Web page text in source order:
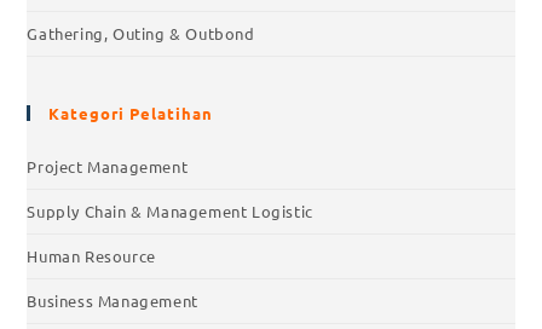
Gathering, Outing & Outbond
Kategori Pelatihan
Project Management
Supply Chain & Management Logistic
Human Resource
Business Management